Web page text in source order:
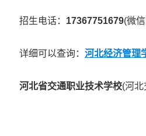
招生电话： 17367751679(微
详细可以查询： 河北经济管理
河北省交通职业技术学校(河北